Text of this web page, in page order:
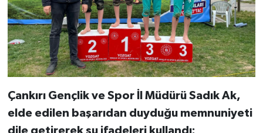
Çankırı Gençlik ve Spor İl Müdürü Sadık Ak,
elde edilen başarıdan duyduğu memnuniyeti
dile getirerek şu ifadeleri kullandı: